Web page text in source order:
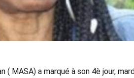
( MASA) a marqué à son 4è jour,